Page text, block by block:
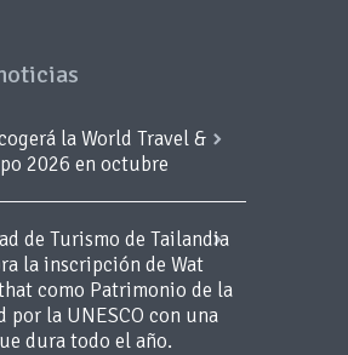
la World Travel &
2026 en octubre
de Turismo de Tailandia
la inscripción de Wat
como Patrimonio de la
por la UNESCO con una
dura todo el año.